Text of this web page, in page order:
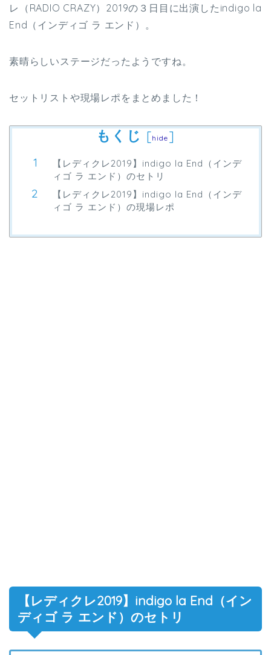
レ（RADIO CRAZY）2019の３日目に出演したindigo la
End（インディゴ ラ エンド）。
素晴らしいステージだったようですね。
セットリストや現場レポをまとめました！
もくじ [hide ]
【レディクレ2019】indigo la End（インデ
ィゴ ラ エンド）のセトリ
【レディクレ2019】indigo la End（インデ
ィゴ ラ エンド）の現場レポ
【レディクレ2019】indigo la End（イン
ディゴ ラ エンド）のセトリ